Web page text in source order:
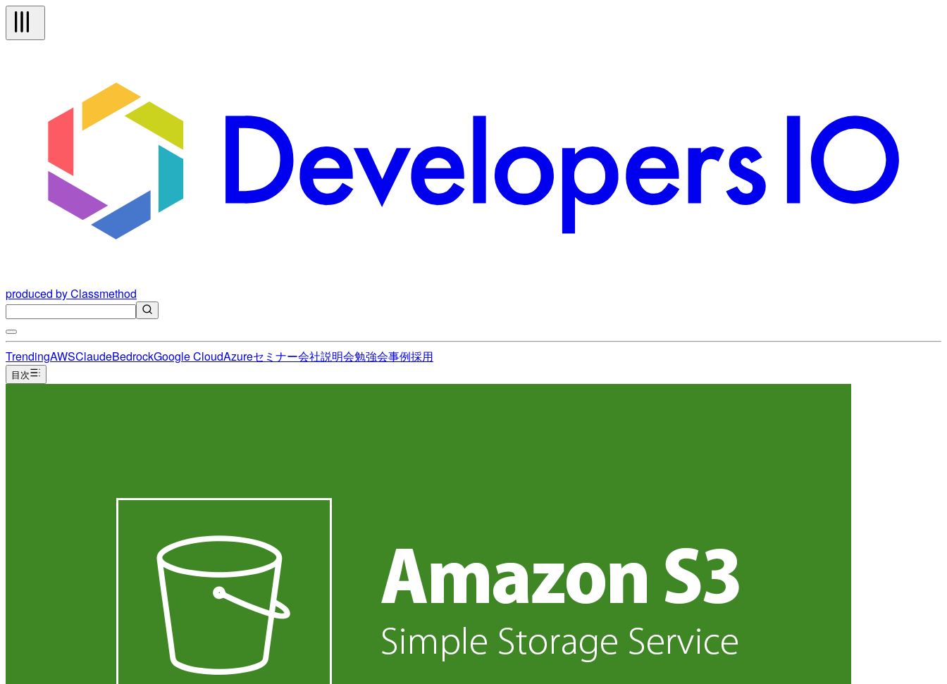
produced by Classmethod
TrendingAWSClaudeBedrockGoogle CloudAzureセミナー会社説明会勉強会事例採用
目次